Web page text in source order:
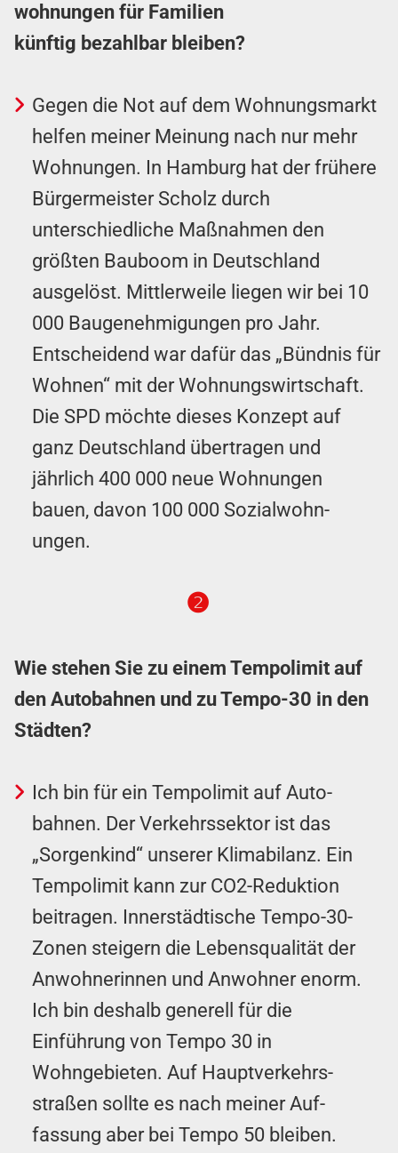
wohn­ungen für Familien
künftig bezahlbar bleiben?
Gegen die Not auf dem Wohnungs­markt
helfen meiner Meinung nach nur mehr
Wohnungen. In Hamburg hat der frühere
Bürgermeister Scholz durch
unterschiedliche Maßnahmen den
größten Bauboom in Deutschland
ausgelöst. Mittlerweile liegen wir bei 10
000 Bau­­ge­­nehm­­igungen pro Jahr.
Entscheidend war dafür das „Bündnis für
Wohnen“ mit der Wo­hn­ungs­wirt­schaft.
Die SPD möchte dieses Konzept auf
ganz Deutschland übertragen und
jährlich 400 000 neue Wo­hn­ungen
bauen, davon 100 000 So­zial­wo­hn­
ungen.
❷
Wie stehen Sie zu einem Tempo­limit auf
den Auto­bahnen und zu Tempo-30 in den
Städten?
Ich bin für ein Tempo­limit auf Auto­
bahnen. Der Verkehrssektor ist das
„Sorgenkind“ unserer Klimabilanz. Ein
Tempolimit kann zur CO2-Reduktion
beitragen. Inner­städt­ische Tempo-30-
Zonen steigern die Lebensqualität der
An­wohn­er­innen und An­wohner enorm.
Ich bin deshalb generell für die
Einführung von Tempo 30 in
Wohngebieten. Auf Haupt­verkehrs­
straßen sollte es nach meiner Auf­
fassung aber bei Tempo 50 bleiben.